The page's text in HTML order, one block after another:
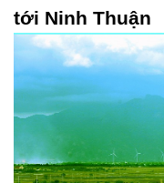
tới Ninh Thuận